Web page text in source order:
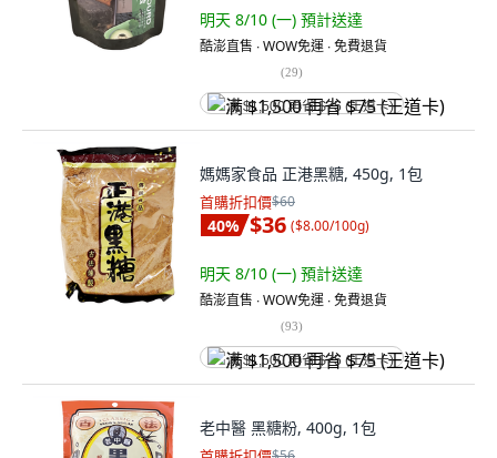
明天 8/10 (一) 預計送達
酷澎直售 ∙ WOW免運 ∙ 免費退貨
(29)
满 $1,500 再省 $75 (王道卡)
媽媽家食品 正港黑糖, 450g, 1包
首購折扣價$60
40% $36 ($8.00/100g)
明天 8/10 (一) 預計送達
酷澎直售 ∙ WOW免運 ∙ 免費退貨
(93)
满 $1,500 再省 $75 (王道卡)
老中醫 黑糖粉, 400g, 1包